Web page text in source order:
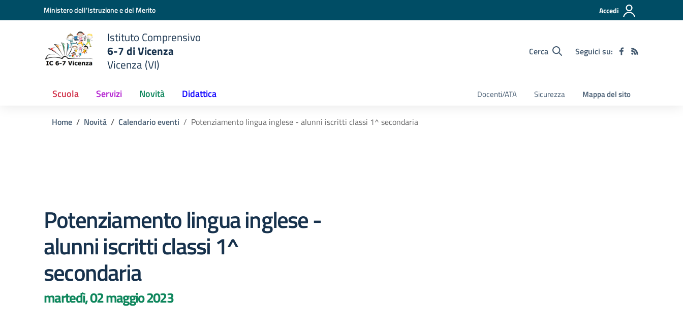
Vai ai contenuti
Vai al menu di navigazioneMinistero dell'Istruzione e del Merito Accedi
Istituto Comprensivo
6-7 di Vicenza
Vicenza (VI)
Cerca Seguici su:
Scuola Servizi Novità Didattica Docenti/ATA Sicurezza Mappa del sito
Home Novità Calendario eventi Potenziamento lingua inglese - alunni iscritti classi 1^ secondaria
Potenziamento lingua inglese -
alunni iscritti classi 1^
secondaria
martedì, 02 maggio 2023